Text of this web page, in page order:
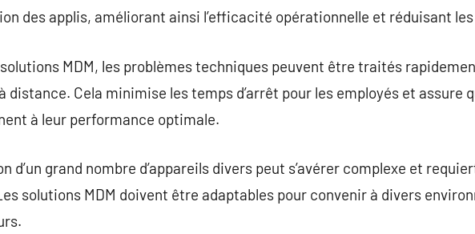
des applis, améliorant ainsi l’efficacité opérationnelle et réduisant
MDM, les problèmes techniques peuvent être traités
distance. Cela minimise les temps d’arrêt pour les employés et assure
à leur performance optimale.
d’un grand nombre d’appareils divers peut s’avérer complexe et
solutions MDM doivent être adaptables pour convenir à divers